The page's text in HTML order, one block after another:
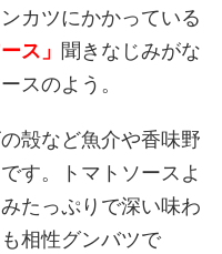
カツにかかっている
ス」 聞きなじみがな
スのよう。
殻など魚介や香味野
す。トマトソースよ
たっぷりで深い味わ
相性グンバツで